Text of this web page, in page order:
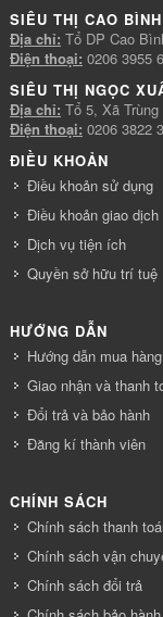
SIÊU THỊ CAO BÌNH
Địa chỉ: Tổ DP Cao
Điện thoại: 0206 3955
SIÊU THỊ NGỌC
Địa chỉ: Tổ 5, Xã
Điện thoại: 0206 3822
ĐIỀU KHOẢN
Điều khoản sử dụng
Điều khoản giao dịch
Dịch vụ tiện ích
Quyền sở hữu trí tuệ
HƯỚNG DẪN
Hướng dẫn mua hàng
Giao nhận và thanh
Đổi trả và bảo hành
Đăng kí thành viên
CHÍNH SÁCH
Chính sách thanh
Chính sách vận
Chính sách đổi trả